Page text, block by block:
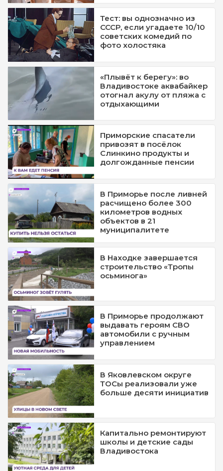
Тест: вы однозначно из
СССР, если угадаете 10/10
советских комедий по
фото холостяка
«Плывёт к берегу»: во
Владивостоке аквабайкер
отогнал акулу от пляжа с
отдыхающими
Приморские спасатели
привозят в посёлок
Слинкино продукты и
долгожданные пенсии
В Приморье после ливней
расчищено более 300
километров водных
объектов в 21
муниципалитете
В Находке завершается
строительство «Тропы
осьминога»
В Приморье продолжают
выдавать героям СВО
автомобили с ручным
управлением
В Яковлевском округе
ТОСы реализовали уже
больше десяти инициатив
Капитально ремонтируют
школы и детские сады
Владивостока